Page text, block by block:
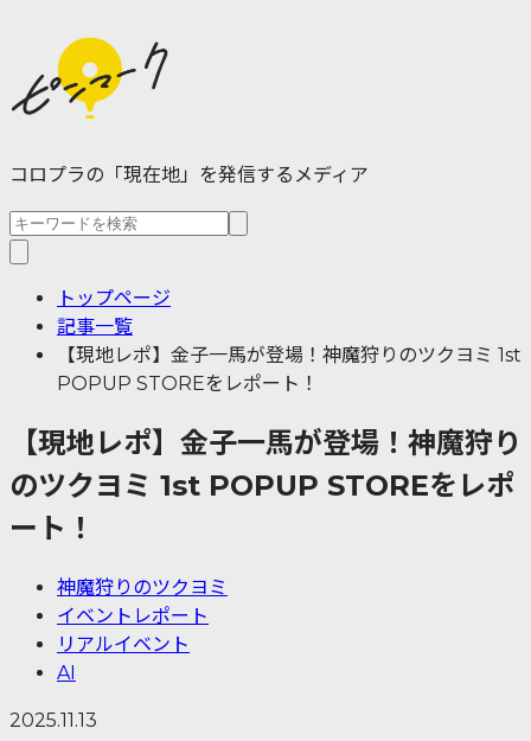
コロプラの「現在地」を発信するメディア
トップページ
記事一覧
【現地レポ】金子一馬が登場！神魔狩りのツクヨミ 1st
POPUP STOREをレポート！
【現地レポ】金子一馬が登場！神魔狩り
のツクヨミ 1st POPUP STOREをレポ
ート！
神魔狩りのツクヨミ
イベントレポート
リアルイベント
AI
2025.11.13